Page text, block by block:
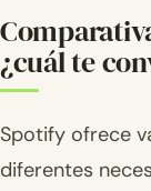
¿cuál te
Spotify ofrece
diferentes